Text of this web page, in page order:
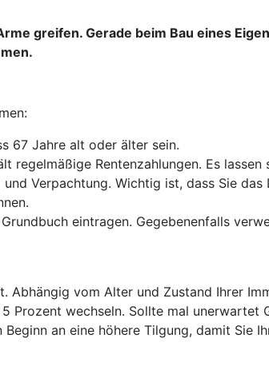
greifen. Gerade beim Bau eines
67 Jahre alt oder älter sein.
regelmäßige Rentenzahlungen. Es
Verpachtung. Wichtig ist, dass Sie
eintragen. Gegebenenfalls
Abhängig vom Alter und Zustand Ihrer
Prozent wechseln. Sollte mal
an eine höhere Tilgung, damit Sie